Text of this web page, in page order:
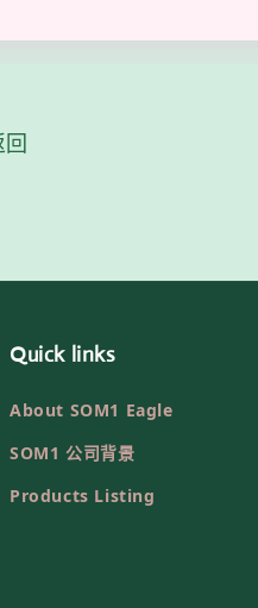
回
Quick links
About SOM1 Eagle
SOM1 公司背景
Products Listing